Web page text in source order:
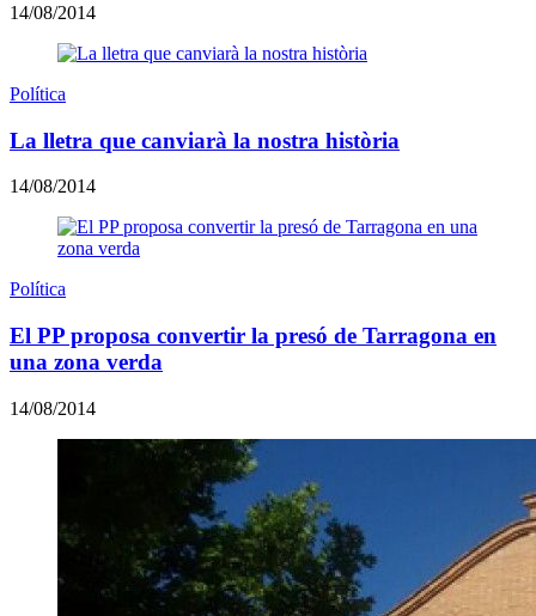
14/08/2014
Política
La lletra que canviarà la nostra història
14/08/2014
Política
El PP proposa convertir la presó de Tarragona en
una zona verda
14/08/2014